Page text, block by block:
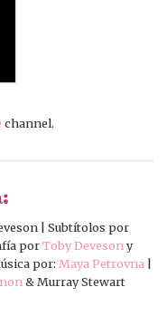
channel.
| Subtítolos por
porToby Deveson y
por: Maya Petrovna |
& Murray Stewart